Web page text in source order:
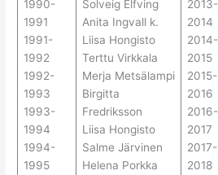
1990-
1991
1991-
1992
1992-
1993
1993-
1994
1994-
1995
Solveig Elfving
Anita Ingvall k.
Liisa Hongisto
Terttu Virkkala
Merja Metsälampi
Birgitta
Fredriksson
Liisa Hongisto
Salme Järvinen
Helena Porkka
2013-
2014
2014-
2015
2015-
2016
2016-
2017
2017-
2018